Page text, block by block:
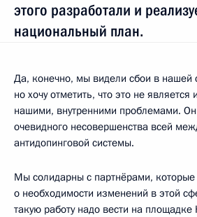
этого разработали и
национальный план.
Да, конечно, мы видели сбои в нашей
но хочу отметить, что это не является
нашими, внутренними проблемами.
очевидного несовершенства всей
антидопинговой системы.
Мы солидарны с партнёрами, которые
о необходимости изменений в этой
такую работу надо вести на